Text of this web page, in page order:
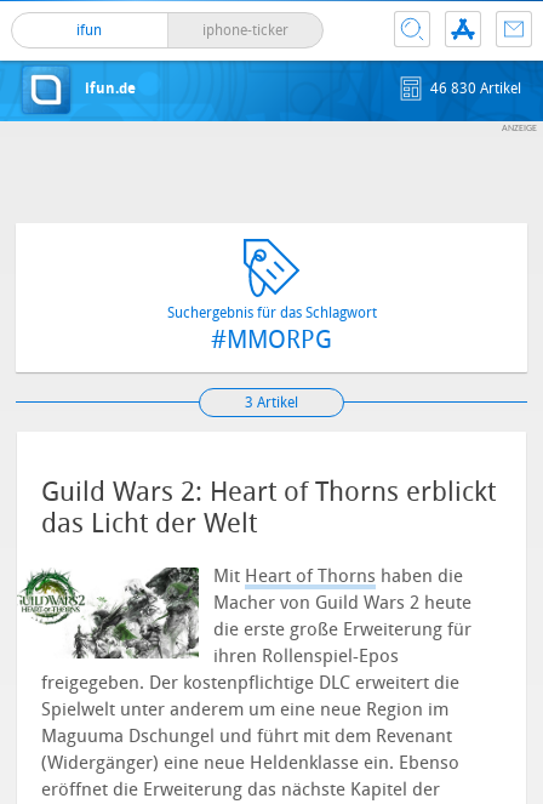
ifun iphone-ticker
ifun.de 46 830 Artikel
Suchergebnis für das Schlagwort
#MMORPG
3 Artikel
Guild Wars 2: Heart of Thorns erblickt
das Licht der Welt
Mit Heart of Thorns haben die
Macher von Guild Wars 2 heute
die erste große Erweiterung für
ihren Rollenspiel-Epos
freigegeben. Der kostenpflichtige DLC erweitert die
Spielwelt unter anderem um eine neue Region im
Maguuma Dschungel und führt mit dem Revenant
(Widergänger) eine neue Heldenklasse ein. Ebenso
eröffnet die Erweiterung das nächste Kapitel der